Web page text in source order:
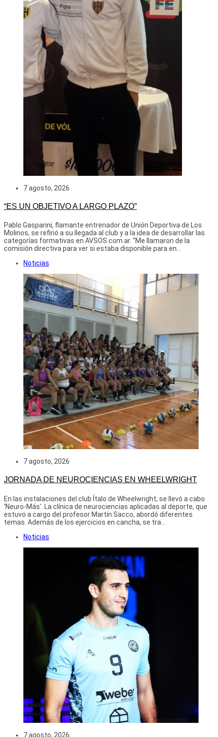
7 agosto, 2026
“ES UN OBJETIVO A LARGO PLAZO”
Pablo Gasparini, flamante entrenador de Unión Deportiva de Los
Molinos, se refirió a su llegada al club y a la idea de desarrollar las
categorías formativas en AVSOS.com.ar. “Me llamaron de la
comisión directiva para ver si estaba disponible para en...
Noticias
7 agosto, 2026
JORNADA DE NEUROCIENCIAS EN WHEELWRIGHT
En las instalaciones del club Ítalo de Wheelwright, se llevó a cabo
‘Neuro-Más’. La clínica de neurociencias aplicadas al deporte, que
estuvo a cargo del profesor Martín Sacco, abordó diferentes
temas. Además de los ejercicios en cancha, se tra...
Noticias
7 agosto, 2026